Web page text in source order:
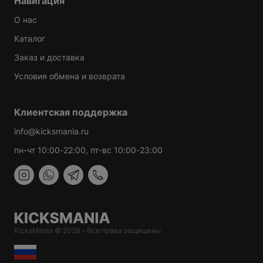
О нас
Каталог
Заказ и доставка
Условия обмена и возврата
Клиентская поддержка
info@kicksmania.ru
пн-чт 10:00-22:00, пт-вс 10:00-23:00
KicksMania © 2026 – Все права защищены